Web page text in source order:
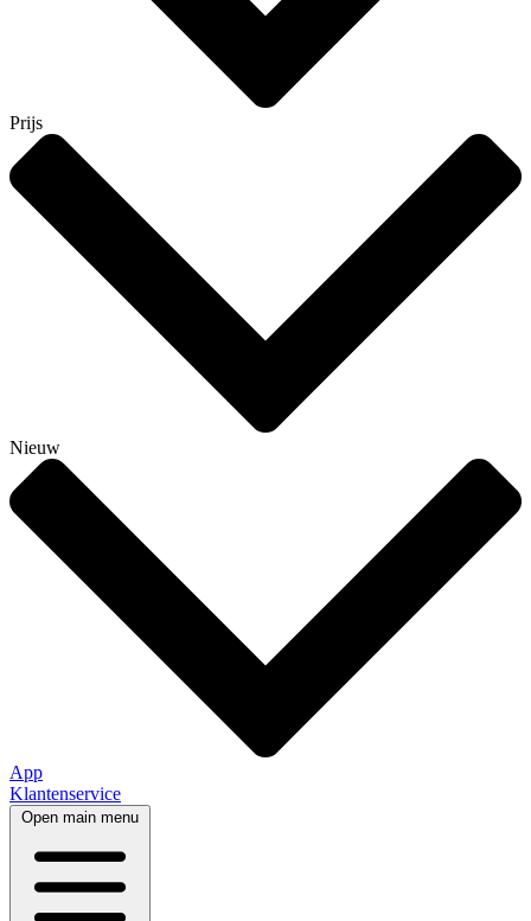
Prijs
Nieuw
App
Klantenservice
Open main menu